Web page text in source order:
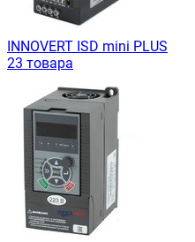
INNOVERT ISD mini PLUS
23 товара